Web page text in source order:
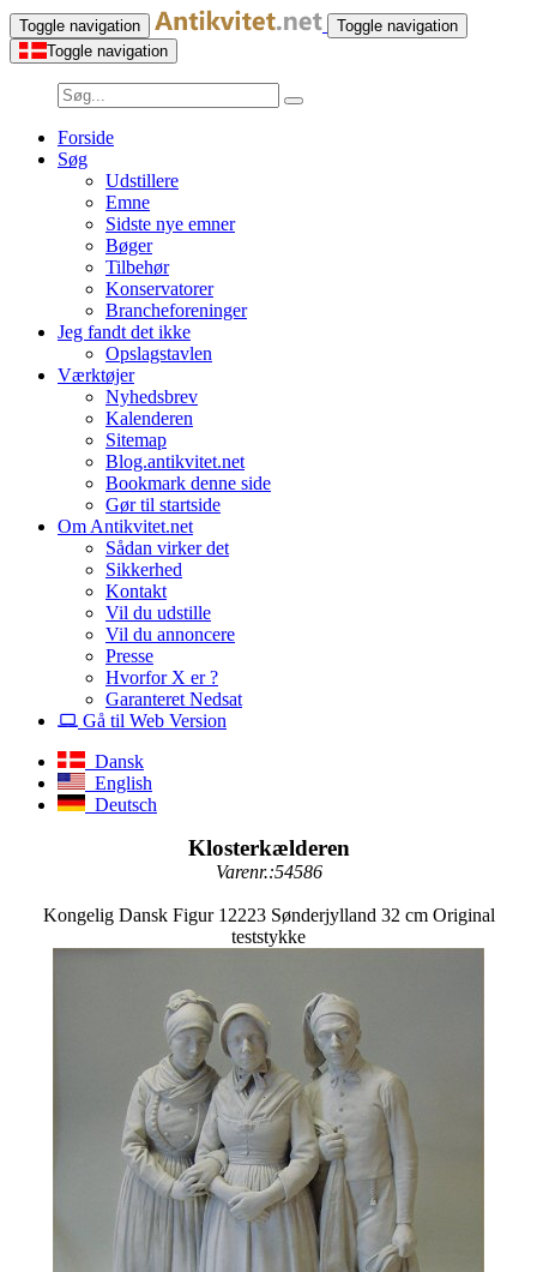
Toggle navigation
Toggle navigation
Toggle navigation
Forside
Søg
Udstillere
Emne
Sidste nye emner
Bøger
Tilbehør
Konservatorer
Brancheforeninger
Jeg fandt det ikke
Opslagstavlen
Værktøjer
Nyhedsbrev
Kalenderen
Sitemap
Blog.antikvitet.net
Bookmark denne side
Gør til startside
Om Antikvitet.net
Sådan virker det
Sikkerhed
Kontakt
Vil du udstille
Vil du annoncere
Presse
Hvorfor X er ?
Garanteret Nedsat
Gå til Web Version
Dansk
English
Deutsch
Klosterkælderen
Varenr.:54586
Kongelig Dansk Figur 12223 Sønderjylland 32 cm Original
teststykke